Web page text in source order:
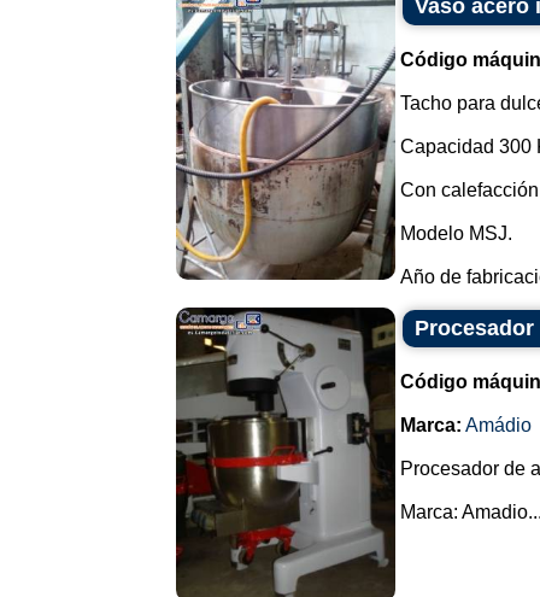
Vaso acero
Código
Tacho para
Capacidad 300
Con
Modelo MSJ.
Año de
Código
Marca: Amádio
Procesador de
Marca: